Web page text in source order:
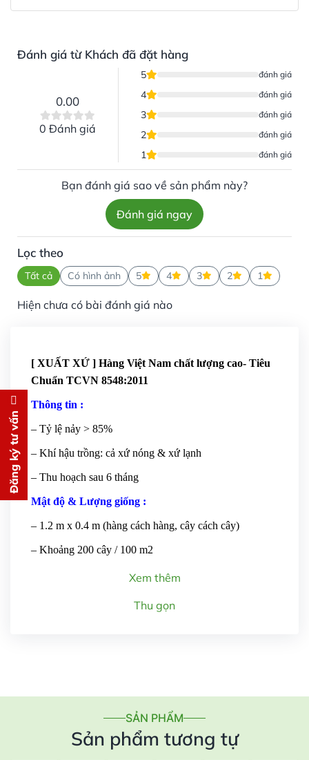
Đánh giá từ Khách đã đặt hàng
0.00
0 Đánh giá
5 đánh giá
4 đánh giá
3 đánh giá
2 đánh giá
1 đánh giá
Bạn đánh giá sao về sản phẩm này?
Đánh giá ngay
Lọc theo
Tất cả Có hình ảnh 5 4 3 2 1
Hiện chưa có bài đánh giá nào
[ XUẤT XỨ ] Hàng Việt Nam chất lượng cao- Tiêu
Chuẩn TCVN 8548:2011
Thông tin :
– Tỷ lệ nảy > 85%
– Khí hậu trồng: cả xứ nóng & xứ lạnh
– Thu hoạch sau 6 tháng
Mật độ & Lượng giống :
– 1.2 m x 0.4 m (hàng cách hàng, cây cách cây)
– Khoảng 200 cây / 100 m2
Xem thêm
Thu gọn
SẢN PHẨM
Sản phẩm tương tự
Đăng ký tư vấn Đăng ký tư vấn
Chúng tôi sẽ gọi lại tư vấn
MIỄN
cho bạn ngay lập tức